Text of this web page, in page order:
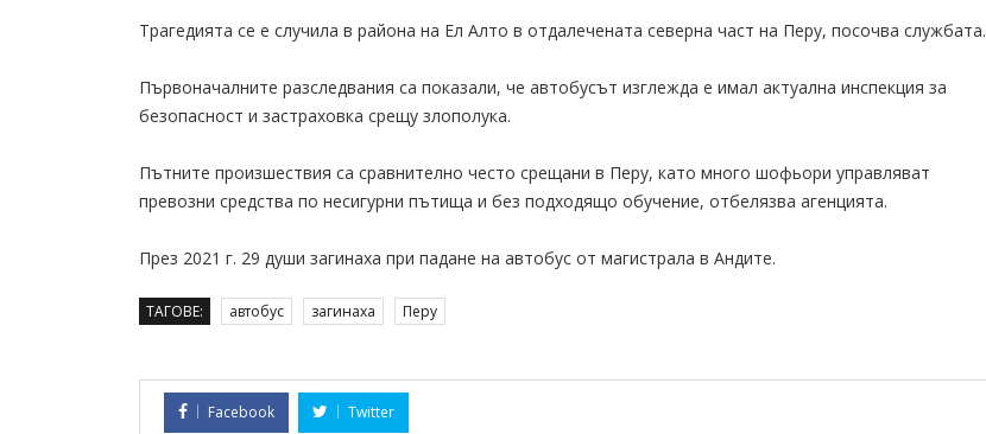
Трагедията се е случила в района на Ел Алто в отдалечената северна част на Перу, посочва службата.
Първоначалните разследвания са показали, че автобусът изглежда е имал актуална инспекция за
безопасност и застраховка срещу злополука.
Пътните произшествия са сравнително често срещани в Перу, като много шофьори управляват
превозни средства по несигурни пътища и без подходящо обучение, отбелязва агенцията.
През 2021 г. 29 души загинаха при падане на автобус от магистрала в Андите.
ТАГОВЕ: автобус загинаха Перу
Facebook Twitter